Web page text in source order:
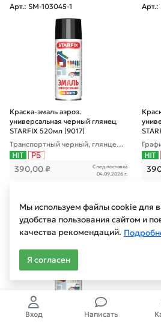
Арт.: SM-103045-1
Краска-эмаль аэроз.
универсальная черный глянец
STARFIX 520мл (9017)
Транспортный черный, глянцева
я
390,00 ₽
След.поставка
04.09.2026 г.
Арт.:
Арт.: SM-102045-1 Арт.:
Мы используем файлы cookie для
удобства пользования сайтом и
качества рекомендаций.
Я согласен
Вход Написать